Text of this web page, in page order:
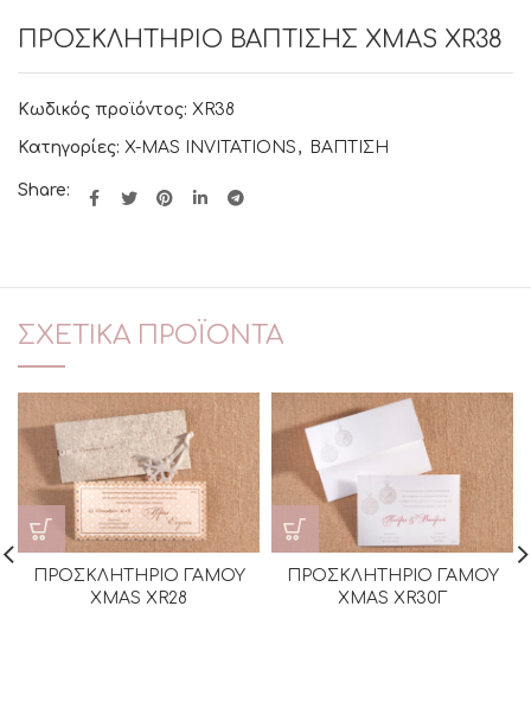
ΠΡΟΣΚΛΗΤΗΡΙΟ ΒΑΠΤΙΣΗΣ XMAS XR38
Κωδικός προϊόντος: XR38
Κατηγορίες: X-MAS INVITATIONS , ΒΑΠΤΙΣΗ
Share:
ΣΧΕΤΙΚΆ ΠΡΟΪΌΝΤΑ
ΠΡΟΣΚΛΗΤΗΡΙΟ ΓΑΜΟΥ
XMAS XR28
ΠΡΟΣΚΛΗΤΗΡΙΟ ΓΑΜΟΥ
XMAS XR30Γ